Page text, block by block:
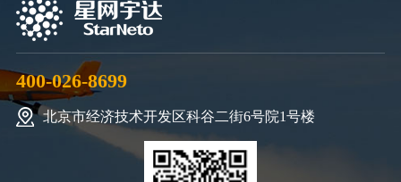
400-026-8699
北京市经济技术开发区科谷二街6号院1号楼